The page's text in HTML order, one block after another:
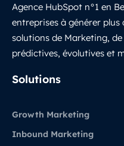
Agence HubSpot n°1 en
entreprises à générer plus
solutions de Marketing,
prédictives, évolutives et
Solutions
Growth Marketing
Inbound Marketing